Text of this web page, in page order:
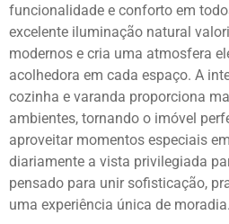
funcionalidade e conforto em
excelente iluminação natural
modernos e cria uma atmosfera
acolhedora em cada espaço. A
cozinha e varanda proporciona
ambientes, tornando o imóvel
aproveitar momentos especiais
diariamente a vista privilegiada
pensado para unir sofisticação,
uma experiência única de moradia.